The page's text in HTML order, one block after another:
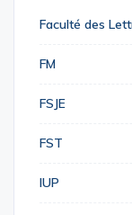
Faculté des
FM
FSJE
FST
IUP